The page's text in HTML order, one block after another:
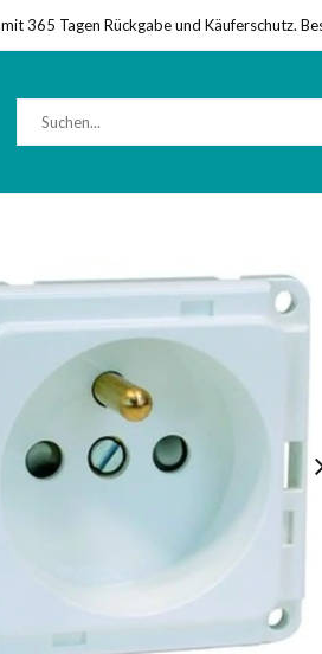
365 Tagen Rückgabe und Käuferschutz.